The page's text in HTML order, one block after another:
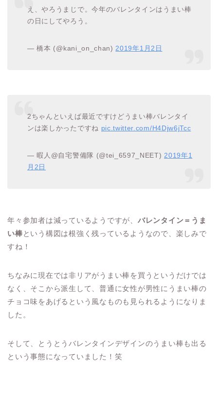
え、やろうまじで。今年のバレンタインはうまい棒
の日にしてやろう。
— 橋本 (@kani_on_chan)2019年1月2日
2ちゃんといえば最近ですけどうまい棒バレンタイ
ンは楽しかったですね pic.twitter.com/H4Djw6jTcc
— 暇人@自宅警備隊 (@tei_6597_NEET)2019年1
月2日
年々参加者は減っているようですが、 バレンタイン＝うま
い棒という構図は根強く残っているようなので、楽しみで
すね！
ちなみに現在では非リアがうまい棒を買うというだけでは
なく、そこから派生して、普通に女性が男性にうまい棒の
チョコ味をあげるという風なものも見られるようになりま
した。
そして、とうとうバレンタインデザインのうまい棒も出る
という事態になっていました！笑